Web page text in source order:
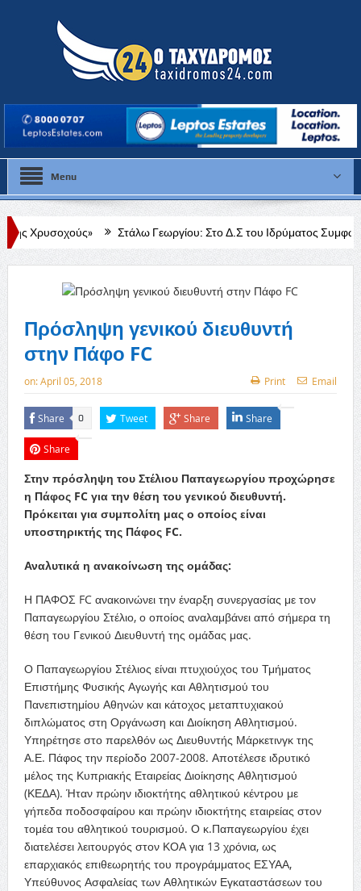
Menu
Στάλω Γεωργίου: Στο Δ.Σ του Ιδρύματος Συμφωνική
να διαρρήξει κατοικία
Πρόσληψη γενικού διευθυντή
στην Πάφο FC
on:April 05, 2018 Print Email
Share 0 Tweet Share Share
Share
Στην πρόσληψη του Στέλιου Παπαγεωργίου προχώρησε
η Πάφος FC για την θέση του γενικού διευθυντή.
Πρόκειται για συμπολίτη μας ο οποίος είναι
υποστηρικτής της Πάφος FC.
Αναλυτικά η ανακοίνωση της ομάδας:
Η ΠΑΦΟΣ FC ανακοινώνει την έναρξη συνεργασίας με τον
Παπαγεωργίου Στέλιο, ο οποίος αναλαμβάνει από σήμερα τη
θέση του Γενικού Διευθυντή της ομάδας μας.
Ο Παπαγεωργίου Στέλιος είναι πτυχιούχος του Τμήματος
Επιστήμης Φυσικής Αγωγής και Αθλητισμού του
Πανεπιστημίου Αθηνών και κάτοχος μεταπτυχιακού
διπλώματος στη Οργάνωση και Διοίκηση Αθλητισμού.
Υπηρέτησε στο παρελθόν ως Διευθυντής Μάρκετινγκ της
Α.Ε. Πάφος την περίοδο 2007-2008. Αποτέλεσε ιδρυτικό
μέλος της Κυπριακής Εταιρείας Διοίκησης Αθλητισμού
(ΚΕΔΑ). Ήταν πρώην ιδιοκτήτης αθλητικού κέντρου με
γήπεδα ποδοσφαίρου και πρώην ιδιοκτήτης εταιρείας στον
τομέα του αθλητικού τουρισμού. Ο κ.Παπαγεωργίου έχει
διατελέσει λειτουργός στον ΚΟΑ για 13 χρόνια, ως
επαρχιακός επιθεωρητής του προγράμματος ΕΣΥΑΑ,
Υπεύθυνος Ασφαλείας των Αθλητικών Εγκαταστάσεων του